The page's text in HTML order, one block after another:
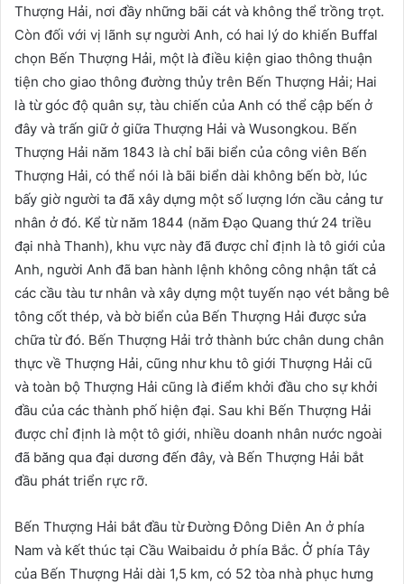
Thượng Hải, nơi đầy những bãi cát và không thể trồng trọt.
Còn đối với vị lãnh sự người Anh, có hai lý do khiến Buffal
chọn Bến Thượng Hải, một là điều kiện giao thông thuận
tiện cho giao thông đường thủy trên Bến Thượng Hải; Hai
là từ góc độ quân sự, tàu chiến của Anh có thể cập bến ở
đây và trấn giữ ở giữa Thượng Hải và Wusongkou. Bến
Thượng Hải năm 1843 là chỉ bãi biển của công viên Bến
Thượng Hải, có thể nói là bãi biển dài không bến bờ, lúc
bấy giờ người ta đã xây dựng một số lượng lớn cầu cảng tư
nhân ở đó. Kể từ năm 1844 (năm Đạo Quang thứ 24 triều
đại nhà Thanh), khu vực này đã được chỉ định là tô giới của
Anh, người Anh đã ban hành lệnh không công nhận tất cả
các cầu tàu tư nhân và xây dựng một tuyến nạo vét bằng bê
tông cốt thép, và bờ biển của Bến Thượng Hải được sửa
chữa từ đó. Bến Thượng Hải trở thành bức chân dung chân
thực về Thượng Hải, cũng như khu tô giới Thượng Hải cũ
và toàn bộ Thượng Hải cũng là điểm khởi đầu cho sự khởi
đầu của các thành phố hiện đại. Sau khi Bến Thượng Hải
được chỉ định là một tô giới, nhiều doanh nhân nước ngoài
đã băng qua đại dương đến đây, và Bến Thượng Hải bắt
đầu phát triển rực rỡ.
Bến Thượng Hải bắt đầu từ Đường Đông Diên An ở phía
Nam và kết thúc tại Cầu Waibaidu ở phía Bắc. Ở phía Tây
của Bến Thượng Hải dài 1,5 km, có 52 tòa nhà phục hưng